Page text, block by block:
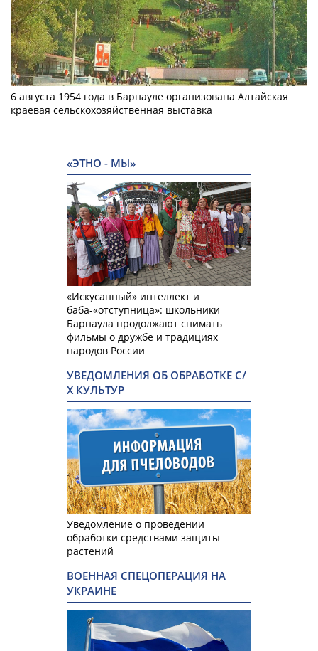
6 августа 1954 года в Барнауле организована Алтайская
краевая сельскохозяйственная выставка
«ЭТНО - МЫ»
«Искусанный» интеллект и
баба-«отступница»: школьники
Барнаула продолжают снимать
фильмы о дружбе и традициях
народов России
УВЕДОМЛЕНИЯ ОБ ОБРАБОТКЕ С/
Х КУЛЬТУР
Уведомление о проведении
обработки средствами защиты
растений
ВОЕННАЯ СПЕЦОПЕРАЦИЯ НА
УКРАИНЕ